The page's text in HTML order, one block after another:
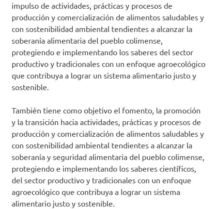
impulso de actividades, prácticas y procesos de
producción y comercialización de alimentos saludables y
con sostenibilidad ambiental tendientes a alcanzar la
soberanía alimentaria del pueblo colimense,
protegiendo e implementando los saberes del sector
productivo y tradicionales con un enfoque agroecológico
que contribuya a lograr un sistema alimentario justo y
sostenible.
También tiene como objetivo el fomento, la promoción
y la transición hacia actividades, prácticas y procesos de
producción y comercialización de alimentos saludables y
con sostenibilidad ambiental tendientes a alcanzar la
soberanía y seguridad alimentaria del pueblo colimense,
protegiendo e implementando los saberes científicos,
del sector productivo y tradicionales con un enfoque
agroecológico que contribuya a lograr un sistema
alimentario justo y sostenible.